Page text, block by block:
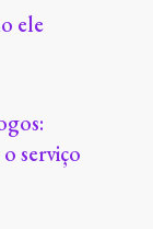
ele
serviço